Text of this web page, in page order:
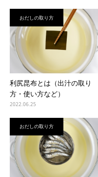
おだしの取り方
利尻昆布とは（出汁の取り
方・使い方など）
2022.06.25
おだしの取り方